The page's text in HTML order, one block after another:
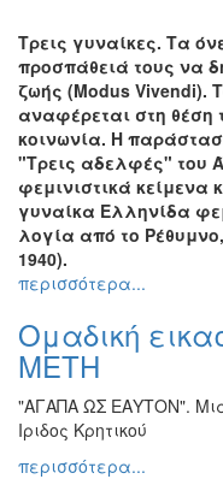
Τρεις γυναίκες. Τα
προσπάθειά τους να
ζωής (Modus Vivendi).
αναφέρεται στη θέση
κοινωνία. Η
"Τρεις αδελφές" του
φεμινιστικά κείμενα
γυναίκα Ελληνίδα
λογία από το
1940).
περισσότερα...
Ομαδική
ΜΕΤΗ
"ΑΓΑΠΑ ΩΣ ΕΑΥΤΟΝ".
Ιριδος Κρητικού
περισσότερα...